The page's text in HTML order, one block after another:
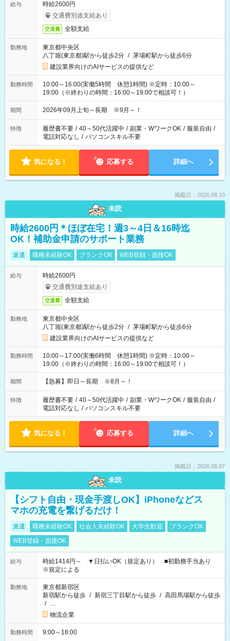
給与
時給2600円
交通費別途支給あり
交通費 全額支給
勤務地
東京都中央区
八丁堀(東京都)駅から徒歩2分 / 茅場町駅から徒歩6分
建設業界向けのAIサービスの提供など
勤務時間
10:00～16:00(実働5時間 休憩1時間) ※定時：10:00～
19:00（※終わりの時間：16:00～19:00で相談可！）
期間 2026年09月上旬～長期 ※9月～！
特徴 履歴書不要 / 40～50代活躍中 / 副業・WワークOK / 服装自由 /
電話対応なし / パソコンスキル不要
気になる！ 応募する 詳細へ
掲載日：2026.08.10
未読
時給2600円＊ほぼ在宅！週3～4日＆16時迄
OK！補助金申請のサポート業務
派遣 職種未経験OK ブランクOK WEB登録・面接OK
給与
時給2600円
交通費別途支給あり
交通費 全額支給
勤務地
東京都中央区
八丁堀(東京都)駅から徒歩2分 / 茅場町駅から徒歩6分
建設業界向けのAIサービスの提供など
勤務時間
10:00～17:00(実働6時間 休憩1時間) ※定時：10:00～
19:00（※終わりの時間：16:00～19:00で相談可！）
期間 【急募】即日～長期 ※8月～！
特徴 履歴書不要 / 40～50代活躍中 / 副業・WワークOK / 服装自由 /
電話対応なし / パソコンスキル不要
気になる！ 応募する 詳細へ
掲載日：2026.08.07
未読
【シフト自由・現金手渡しOK】iPhoneなどス
マホの充電を繋げるだけ！
派遣 職種未経験OK 社会人未経験OK 大学生歓迎
ブランクOK
WEB登録・面接OK
給与
時給1414円～ ▼日払いOK（規定あり） ■初勤務手当あり
※規定による
勤務地
東京都新宿区
新宿駅から徒歩 / 新宿三丁目駅から徒歩 / 高田馬場駅から徒歩
/ …
物流企業
勤務時間 9:00～18:00